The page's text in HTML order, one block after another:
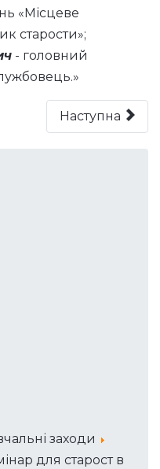
«Місцеве
старости»;
- головний
Наступна
заходи
для старост в